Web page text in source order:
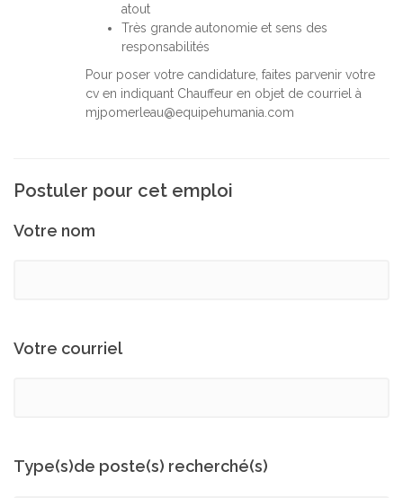
atout
Très grande autonomie et sens des
responsabilités
Pour poser votre candidature, faites parvenir votre
cv en indiquant Chauffeur en objet de courriel à
mjpomerleau@equipehumania.com
Postuler pour cet emploi
Votre nom
Votre courriel
Type(s)de poste(s) recherché(s)